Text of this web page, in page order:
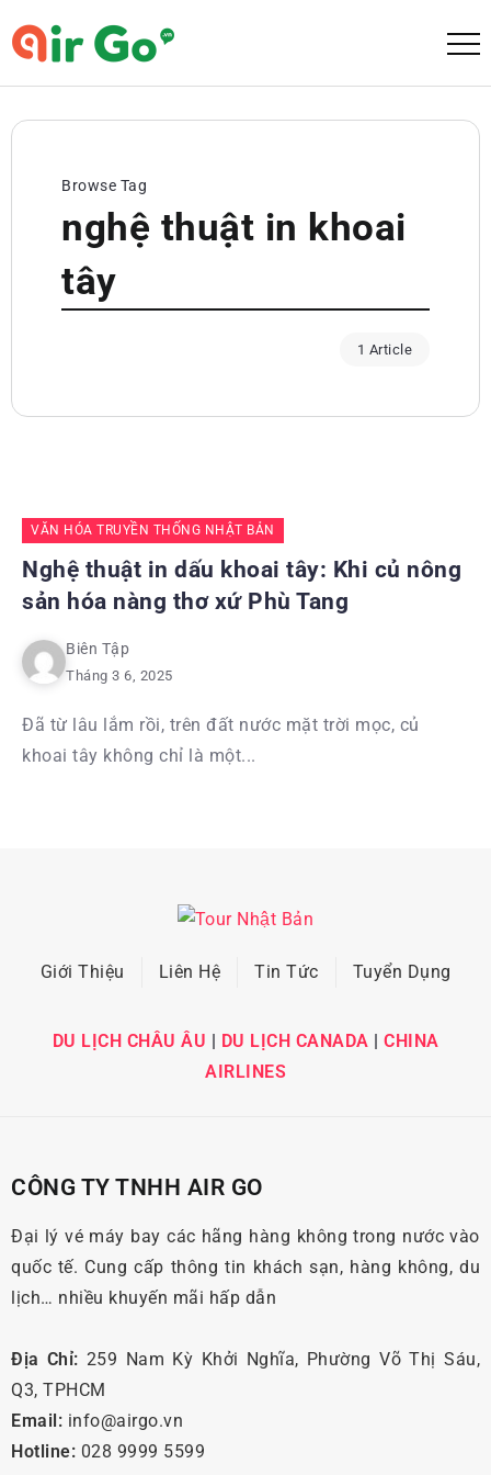
Browse Tag
nghệ thuật in khoai
tây
1 Article
VĂN HÓA TRUYỀN THỐNG NHẬT BẢN
Nghệ thuật in dấu khoai tây: Khi củ nông
sản hóa nàng thơ xứ Phù Tang
Biên Tập
Tháng 3 6, 2025
Đã từ lâu lắm rồi, trên đất nước mặt trời mọc, củ
khoai tây không chỉ là một...
Giới Thiệu Liên Hệ Tin Tức Tuyển Dụng
DU LỊCH CHÂU ÂU | DU LỊCH CANADA | CHINA
AIRLINES
CÔNG TY TNHH AIR GO
Đại lý vé máy bay các hãng hàng không trong nước vào
quốc tế. Cung cấp thông tin khách sạn, hàng không, du
lịch… nhiều khuyến mãi hấp dẫn
Địa Chỉ: 259 Nam Kỳ Khởi Nghĩa, Phường Võ Thị Sáu,
Q3, TPHCM
Email: info@airgo.vn
Hotline: 028 9999 5599